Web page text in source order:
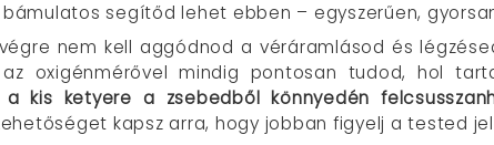
segítőd lehet ebben – egyszerűen,
nem kell aggódnod a véráramlásod és
az oxigénmérővel mindig pontosan tudod, hol
a kis ketyere a zsebedből könnyedén
kapsz arra, hogy jobban figyelj a tested